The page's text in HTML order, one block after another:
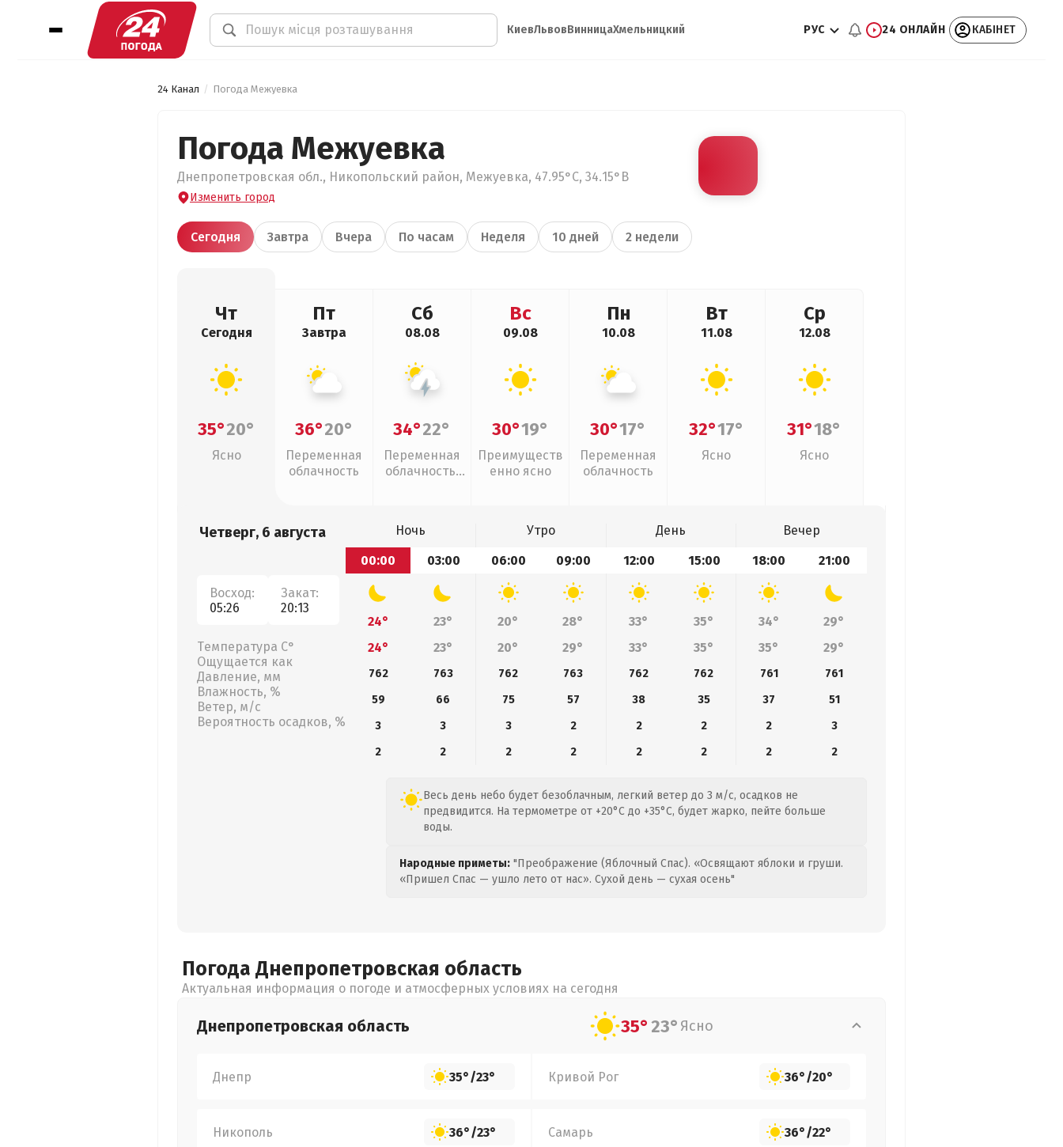
КиевЛьвовВинницаХмельницкий РУС 24 ОНЛАЙН КАБІНЕТ
24 Канал Погода Межуевка
Погода Межуевка
Днепропетровская обл., Никопольский район, Межуевка, 47.95°С, 34.15°В
Изменить город
Сегодня Завтра Вчера По часам Неделя 10 дней 2 недели
Чт
Сегодня
35°20°
Ясно
Пт
Завтра
36°20°
Переменная
облачность
Сб
08.08
34°22°
Переменная
облачность,
Вс
09.08
30°19°
Преимуществ
енно ясно
Пн
10.08
30°17°
Переменная
облачность
Вт
11.08
32°17°
Ясно
Ср
12.08
31°18°
Ясно
Четверг, 6 августа
Восход:
05:26
Закат:
20:13
Температура С°
Ощущается как
Давление, мм
Влажность, %
Ветер, м/с
Вероятность осадков, %
Ночь Утро День
Вечер
00:00
03:00 06:00 09:00 12:00 15:00 18:00 21:00
24° 23° 20° 28° 33° 35° 34°
29°
24°
23° 20° 29° 33° 35° 35° 29°
762 763 762 763 762 762 761
761
59
66 75 57 38 35 37
51
3
3 3 2 2 2 2
3
2
2 2 2 2 2 2 2
Весь день небо будет безоблачным, легкий ветер до 3 м/с, осадков не
предвидится. На термометре от +20°C до +35°C, будет жарко, пейте больше
воды.
Народные приметы: "Преображение (Яблочный Спас). «Освящают яблоки и груши.
«Пришел Спас — ушло лето от нас». Сухой день — сухая осень"
Погода Днепропетровская область
Актуальная информация о погоде и атмосферных условиях на сегодня
Днепропетровская область 35°23° Ясно
Днепр 35°/23° Кривой Рог 36°/20°
Никополь 36°/23° Самарь 36°/22°